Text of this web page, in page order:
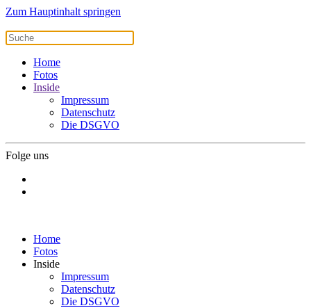
Zum Hauptinhalt springen
Home
Fotos
Inside
Impressum
Datenschutz
Die DSGVO
Folge uns
Home
Fotos
Inside
Impressum
Datenschutz
Die DSGVO